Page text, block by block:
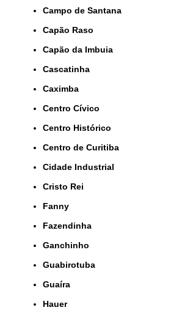
Campo de Santana
Capão Raso
Capão da Imbuia
Cascatinha
Caximba
Centro Cívico
Centro Histórico
Centro de Curitiba
Cidade Industrial
Cristo Rei
Fanny
Fazendinha
Ganchinho
Guabirotuba
Guaíra
Hauer